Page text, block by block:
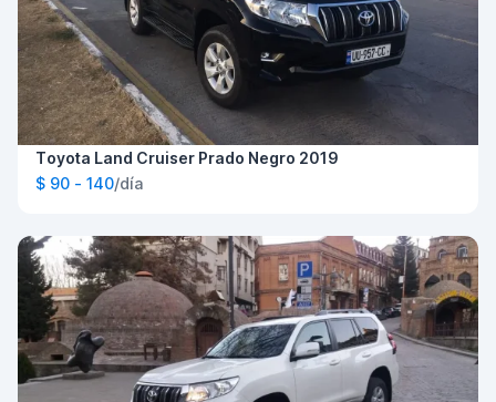
Toyota Land Cruiser Prado Negro 2019
$ 90 - 140/día